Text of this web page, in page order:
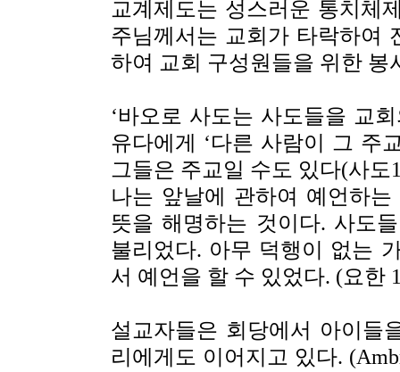
교계제도는 성스러운 통치체
주님께서는 교회가 타락하여
하여 교회 구성원들을 위한
‘바오로 사도는 사도들을 교
유다에게 ‘다른 사람이 그 주
그들은 주교일 수도 있다(사
나는 앞날에 관하여 예언하
뜻을 해명하는 것이다. 사도
불리었다. 아무 덕행이 없는
서 예언을 할 수 있었다. (요한
설교자들은 회당에서 아이들
리에게도 이어지고 있다.